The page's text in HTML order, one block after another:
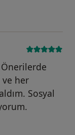
Önerilerde
her
Sosyal